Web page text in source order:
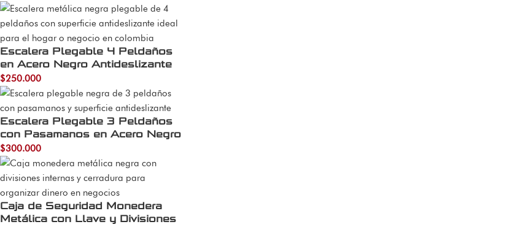
Escalera Plegable 4 Peldaños
en Acero Negro Antideslizante
$250.000
Escalera Plegable 3 Peldaños
con Pasamanos en Acero Negro
$300.000
Caja de Seguridad Monedera
Metálica con Llave y Divisiones